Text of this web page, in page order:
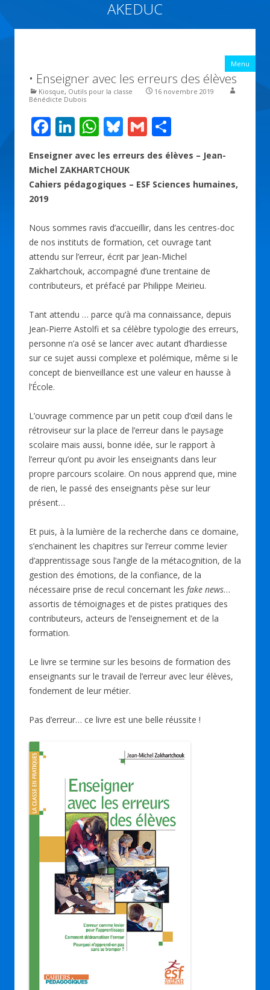
AKEDUC
Menu
• Enseigner avec les erreurs des élèves
Kiosque, Outils pour la classe
16 novembre 2019
Bénédicte Dubois
F
ac
e
b
o
k
Li
k
e
n
W
h
at
s
p
p
Bl
e
sk
G
m
ai
l
ar
ta
g
Enseigner avec les erreurs des élèves – Jean-
Michel ZAKHARTCHOUK
Cahiers pédagogiques – ESF Sciences humaines,
2019
Nous sommes ravis d’accueillir, dans les centres-doc
de nos instituts de formation, cet ouvrage tant
attendu sur l’erreur, écrit par Jean-Michel
Zakhartchouk, accompagné d’une trentaine de
contributeurs, et préfacé par Philippe Meirieu.
Tant attendu … parce qu’à ma connaissance, depuis
Jean-Pierre Astolfi et sa célèbre typologie des erreurs,
personne n’a osé se lancer avec autant d’hardiesse
sur ce sujet aussi complexe et polémique, même si le
concept de bienveillance est une valeur en hausse à
l’École.
L’ouvrage commence par un petit coup d’œil dans le
rétroviseur sur la place de l’erreur dans le paysage
scolaire mais aussi, bonne idée, sur le rapport à
l’erreur qu’ont pu avoir les enseignants dans leur
propre parcours scolaire. On nous apprend que, mine
de rien, le passé des enseignants pèse sur leur
présent…
Et puis, à la lumière de la recherche dans ce domaine,
s’enchainent les chapitres sur l’erreur comme levier
d’apprentissage sous l’angle de la métacognition, de la
gestion des émotions, de la confiance, de la
nécessaire prise de recul concernant les fake news…
assortis de témoignages et de pistes pratiques des
contributeurs, acteurs de l’enseignement et de la
formation.
Le livre se termine sur les besoins de formation des
enseignants sur le travail de l’erreur avec leur élèves,
fondement de leur métier.
Pas d’erreur… ce livre est une belle réussite !